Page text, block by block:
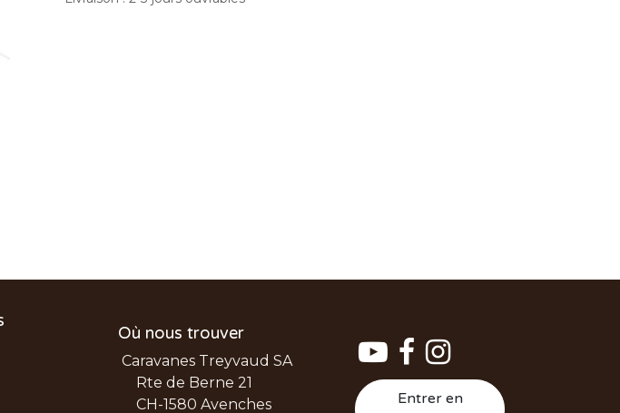
Entrer en
Où nous trouver
Caravanes Treyvaud SA
Rte de Berne 21
CH-1580 Avenches